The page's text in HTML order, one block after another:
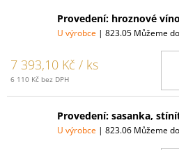
Provedení: hroznové
U výrobce | 823.05 Můžeme
7 393,10 Kč / ks
6 110 Kč bez DPH
Provedení: sasanka,
U výrobce | 823.06 Můžeme